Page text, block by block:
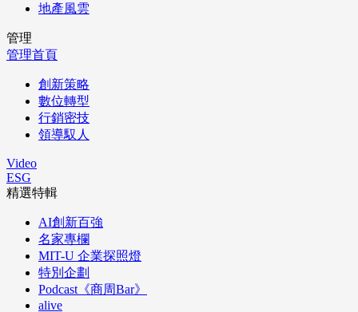
地產風雲
管理
管理首頁
創新策略
數位轉型
行銷密技
領導馭人
Video
ESG
精選特輯
AI創新百強
名家專欄
MIT-U 企業探照燈
特別企劃
Podcast《商周Bar》
alive